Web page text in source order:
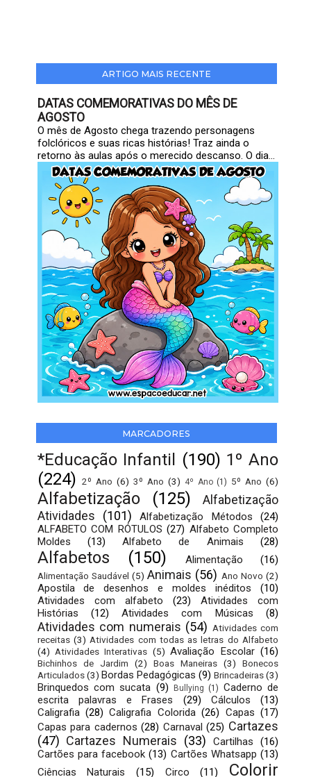
ARTIGO MAIS RECENTE
DATAS COMEMORATIVAS DO MÊS DE
AGOSTO
O mês de Agosto chega trazendo personagens
folclóricos e suas ricas histórias! Traz ainda o
retorno às aulas após o merecido descanso. O dia...
MARCADORES
*Educação Infantil (190) 1º Ano
(224) 2º Ano (6) 3º Ano (3) 4º Ano (1) 5º Ano (6)
Alfabetização (125)
Alfabetização
Atividades
(101) Alfabetização Métodos
(24)
ALFABETO COM RÓTULOS (27) Alfabeto Completo
Moldes
(13) Alfabeto de Animais (28)
Alfabetos (150) Alimentação (16)
Alimentação Saudável (5) Animais (56) Ano Novo (2)
Apostila de desenhos e moldes inéditos
(10)
Atividades com alfabeto
(23)
Atividades com
Histórias
(12) Atividades com Músicas (8)
Atividades com numerais (54) Atividades com
receitas (3) Atividades com todas as letras do Alfabeto
(4) Atividades Interativas (5) Avaliação Escolar (16)
Bichinhos de Jardim (2) Boas Maneiras (3)
Bonecos
Articulados (3) Bordas Pedagógicas (9) Brincadeiras(3)
Brinquedos com sucata (9) Bullying (1) Caderno de
escrita palavras e Frases
(29) Cálculos
(13)
Caligrafia (28) Caligrafia Colorida (26) Capas (17)
Capas para cadernos (28) Carnaval (25) Cartazes
(47) Cartazes Numerais (33) Cartilhas
(16)
Cartões para facebook (13) Cartões Whatsapp (13)
Ciências Naturais
(15) Circo (11) Colorir